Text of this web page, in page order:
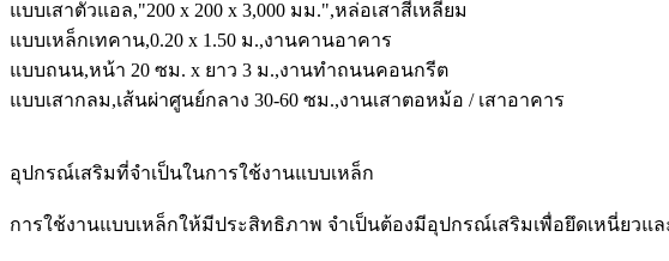
แบบเสาตัวแอล,"200 x 200 x 3,000 มม.",หล่อเสาสี่เหลี่ยม
แบบเหล็กเทคาน,0.20 x 1.50 ม.,งานคานอาคาร
แบบถนน,หน้า 20 ซม. x ยาว 3 ม.,งานทำถนนคอนกรีต
แบบเสากลม,เส้นผ่าศูนย์กลาง 30-60 ซม.,งานเสาตอหม้อ / เสาอาคาร
อุปกรณ์เสริมที่จำเป็นในการใช้งานแบบเหล็ก
การใช้งานแบบเหล็กให้มีประสิทธิภาพ จำเป็นต้องมีอุปกรณ์เสริมเพื่อยึดเหนี่ยวแล